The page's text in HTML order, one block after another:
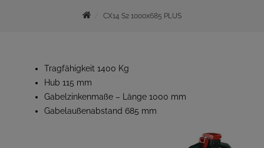
CX14 S2 1000x685 PLUS
Tragfähigkeit 1400 Kg
Hub 115 mm
Gabelzinkenmaße – Länge 1000 mm
Gabelaußenabstand 685 mm